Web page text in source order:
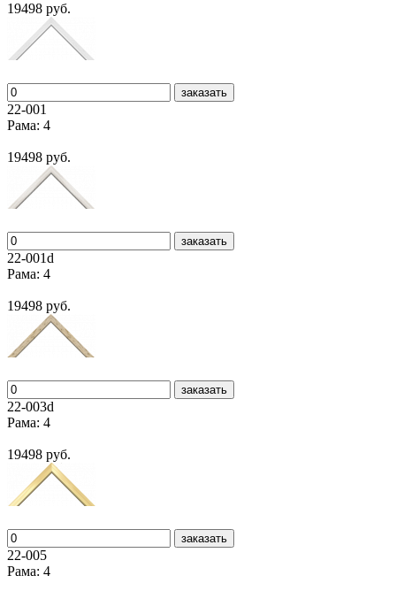
19498 руб.
заказать
22-001
Рама: 4
19498 руб.
заказать
22-001d
Рама: 4
19498 руб.
заказать
22-003d
Рама: 4
19498 руб.
заказать
22-005
Рама: 4